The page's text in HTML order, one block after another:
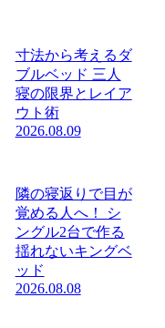
寸法から考えるダ
ブルベッド 三人
寝の限界とレイア
ウト術
2026.08.09
隣の寝返りで目が
覚める人へ！ シ
ングル2台で作る
揺れないキングベ
ッド
2026.08.08